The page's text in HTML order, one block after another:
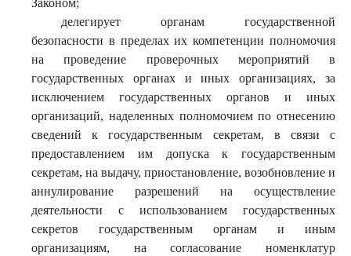
Законом;
делегирует органам государственной
безопасности в пределах их компетенции полномочия
на проведение проверочных мероприятий в
государственных органах и иных организациях, за
исключением государственных органов и иных
организаций, наделенных полномочием по отнесению
сведений к государственным секретам, в связи с
предоставлением им допуска к государственным
секретам, на выдачу, приостановление, возобновление и
аннулирование разрешений на осуществление
деятельности с использованием государственных
секретов государственным органам и иным
организациям, на согласование номенклатур